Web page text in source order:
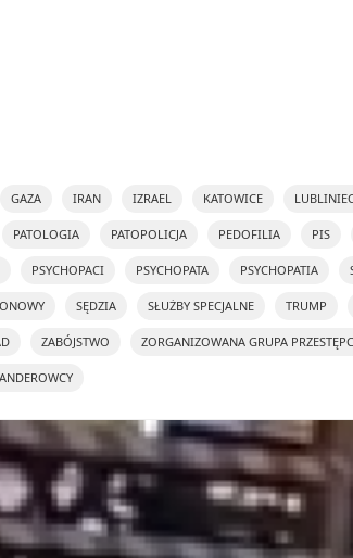
GAZA IRAN IZRAEL KATOWICE
PATOLOGIA PATOPOLICJA PEDOFILIA PIS
PSYCHOPACI PSYCHOPATA PSYCHOPATIA
SĘDZIA SŁUŻBY SPECJALNE TRUMP
ZABÓJSTWO ZORGANIZOWANA GRUPA